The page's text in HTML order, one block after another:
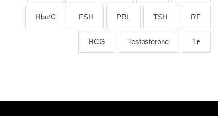
RF
TSH
PRL
FSH
Hba1C
T4
Testosterone
HCG